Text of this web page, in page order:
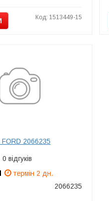
Код: 1513449-15
2066235
0 відгуків
термін 2 дн.
2066235